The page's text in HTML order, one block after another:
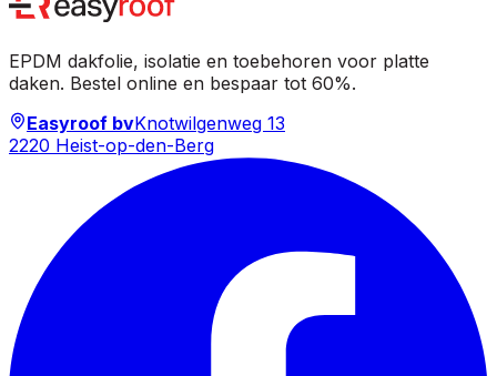
EPDM dakfolie, isolatie en toebehoren voor platte
daken. Bestel online en bespaar tot 60%.
Easyroof bvKnotwilgenweg 13
2220 Heist-op-den-Berg